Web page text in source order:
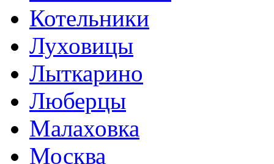
Котельники
Луховицы
Лыткарино
Люберцы
Малаховка
Москва